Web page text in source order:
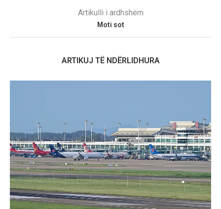
Artikulli i ardhshëm
Moti sot
ARTIKUJ TË NDËRLIDHURA